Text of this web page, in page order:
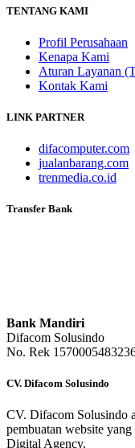
TENTANG KAMI
Profil Perusahaan
Kenapa Kami
Aturan Layanan
Kontak Kami
LINK PARTNER
difacomputer.com
jualanbarang.com
trenmedia.co.id
Transfer Bank
Bank Mandiri
Difacom Solusindo
No. Rek
CV. Difacom Solusindo
CV. Difacom Solusindo
pembuatan website
Digital Agency.